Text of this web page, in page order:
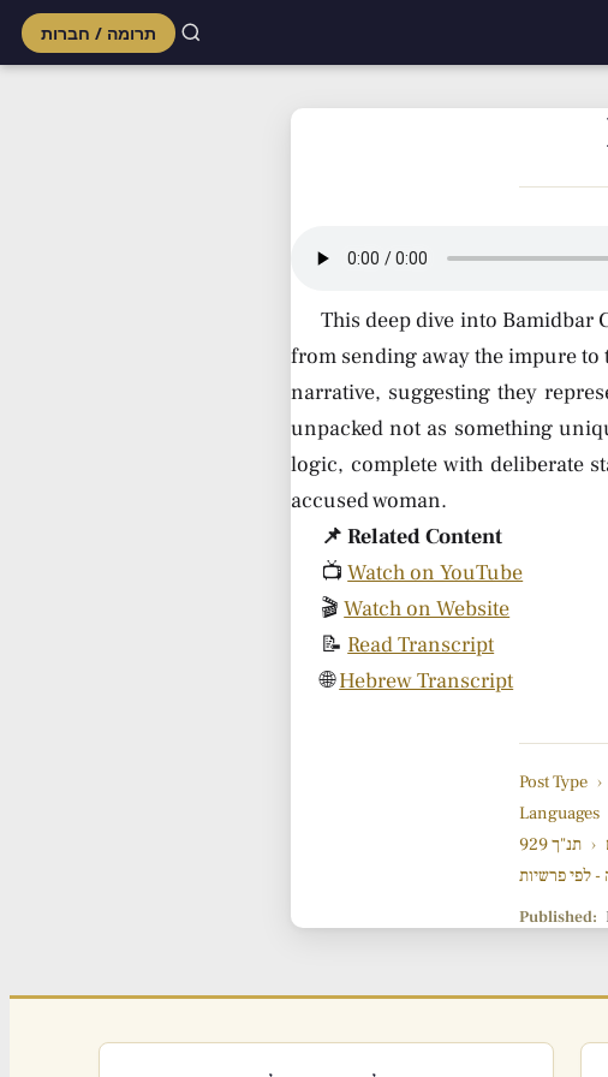
תרומה / חברות
This deep dive into Bamidbar
from sending away the impure
narrative, suggesting they
unpacked not as something
logic, complete with deliberate
accused woman.
📌 Related Content
📺Watch on YouTube
🎬Watch on Website
📝 Read Transcript
🌐Hebrew Transcript
Post Type ›
Languages
929 תנ"ך ›
לפי פרשיות
Published: